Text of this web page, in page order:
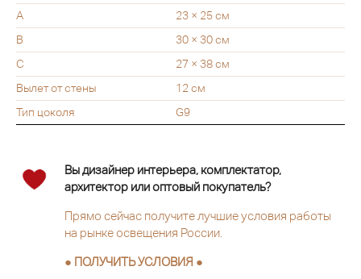
A
23 × 25 см
B
30 × 30 см
C
27 × 38 см
Вылет от стены
12 см
Тип цоколя
G9
Вы дизайнер интерьера, комплектатор,
архитектор или оптовый покупатель?
Прямо сейчас получите лучшие условия работы
на рынке освещения России.
● ПОЛУЧИТЬ УСЛОВИЯ ●